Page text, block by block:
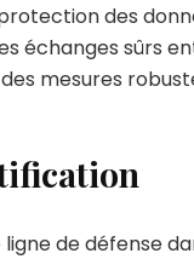
des
échanges sûrs
mesures
de défense